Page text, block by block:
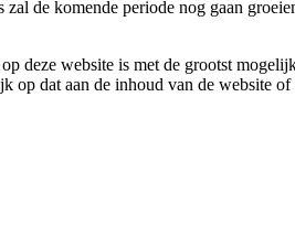
de komende periode nog gaan
deze website is met de grootst
dat aan de inhoud van de website